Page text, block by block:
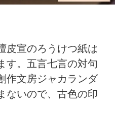
皮宣のろうけつ紙は
す。五言七言の対句
作文房ジャカランダ
ないので、古色の印